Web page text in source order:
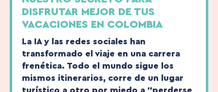
DISFRUTAR MEJOR DE TUS
VACACIONES EN COLOMBIA
La IA y las redes sociales han
transformado el viaje en una carrera
frenética. Todo el mundo sigue los
mismos itinerarios, corre de un lugar
turístico a otro por miedo a “perderse